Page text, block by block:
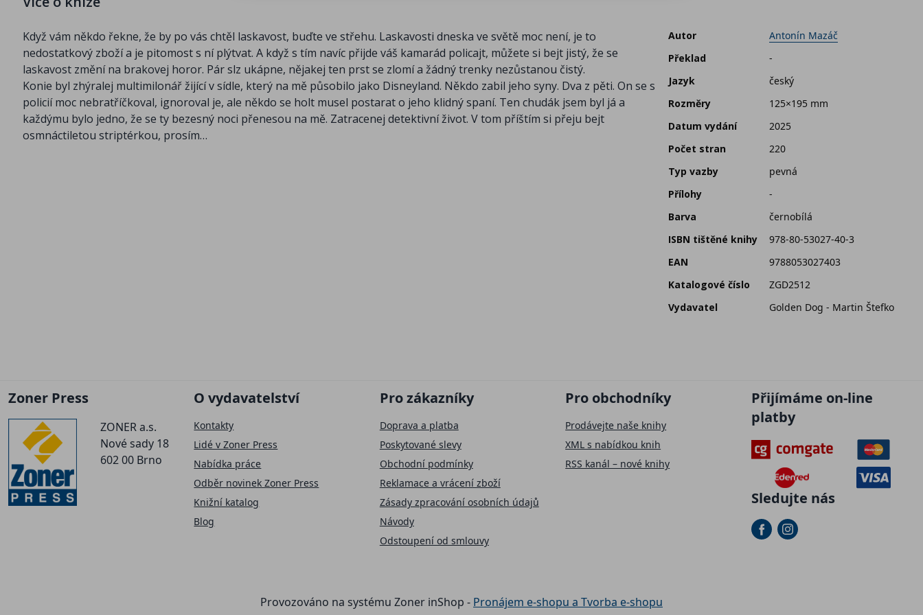
Když vám někdo řekne, že by po vás chtěl laskavost, buďte ve střehu. Laskavosti dneska ve světě moc není, je to
nedostatkový zboží a je pitomost s ní plýtvat. A když s tím navíc přijde váš kamarád policajt, můžete si bejt jistý, že se
laskavost změní na brakovej horor. Pár slz ukápne, nějakej ten prst se zlomí a žádný trenky nezůstanou čistý.
Konie byl zhýralej multimilonář žijící v sídle, který na mě působilo jako Disneyland. Někdo zabil jeho syny. Dva z pěti. On se s
policií moc nebratříčkoval, ignoroval je, ale někdo se holt musel postarat o jeho klidný spaní. Ten chudák jsem byl já a
každýmu bylo jedno, že se ty bezesný noci přenesou na mě. Zatracenej detektivní život. V tom příštím si přeju bejt
osmnáctiletou striptérkou, prosím…
Autor
Antonín Mazáč
Překlad
-
Jazyk
český
Rozměry
125×195 mm
Datum vydání
2025
Počet stran
220
Typ vazby
pevná
Přílohy
-
Barva
černobílá
ISBN tištěné knihy
978-80-53027-40-3
EAN
9788053027403
Katalogové číslo
ZGD2512
Vydavatel
Golden Dog - Martin Štefko
Zoner Press
ZONER a.s.
Nové sady 18
602 00 Brno
O vydavatelství
Kontakty
Lidé v Zoner Press
Nabídka práce
Odběr novinek Zoner Press
Knižní katalog
Blog
Pro zákazníky
Doprava a platba
Poskytované slevy
Obchodní podmínky
Reklamace a vrácení zboží
Zásady zpracování osobních údajů
Návody
Odstoupení od smlouvy
Pro obchodníky
Prodávejte naše knihy
XML s nabídkou knih
RSS kanál – nové knihy
Přijímáme on-line
platby
Sledujte nás
Provozováno na systému Zoner inShop - Pronájem e-shopu a Tvorba e-shopu